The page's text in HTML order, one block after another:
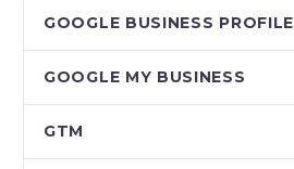
GOOGLE BUSINESS PROFILE
GOOGLE MY BUSINESS
GTM